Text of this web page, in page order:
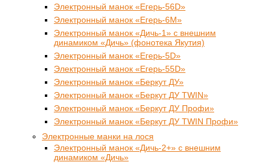
Электронный манок «Егерь-56D»
Электронный манок «Егерь-6М»
Электронный манок «Дичь-1» с внешним
динамиком «Дичь» (фонотека Якутия)
Электронный манок «Егерь-5D»
Электронный манок «Егерь-55D»
Электронный манок «Беркут ДУ»
Электронный манок «Беркут ДУ TWIN»
Электронный манок «Беркут ДУ Профи»
Электронный манок «Беркут ДУ TWIN Профи»
Электронные манки на лося
Электронный манок «Дичь-2+» с внешним
динамиком «Дичь»